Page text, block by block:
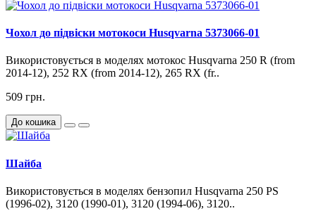
Чохол до підвіски мотокоси Husqvarna 5373066-01
Використовується в моделях мотокос Husqvarna 250 R (from
2014-12), 252 RX (from 2014-12), 265 RX (fr..
509 грн.
До кошика
Шайба
Використовується в моделях бензопил Husqvarna 250 PS
(1996-02), 3120 (1990-01), 3120 (1994-06), 3120..